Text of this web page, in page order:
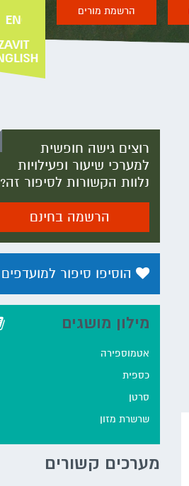
הרשמת מורים
רוצים גישה חופשית
למערכי שיעור ופעילויות
נלוות הקשורות לסיפור זה?
הרשמה בחינם
הוסיפו סיפור למועדפים
מילון מושגים
אטמוספירה
כספית
סרטן
שרשרת מזון
מערכים קשורים